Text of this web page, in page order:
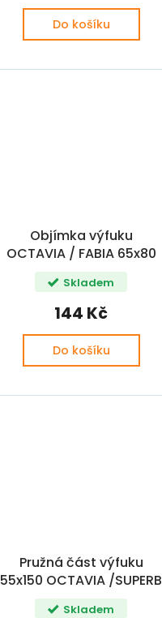
Do košíku
Objímka výfuku
OCTAVIA / FABIA 65x80
Skladem
144 Kč
Do košíku
Pružná část výfuku
55x150 OCTAVIA /SUPERB
/ PASSAT PL
Skladem